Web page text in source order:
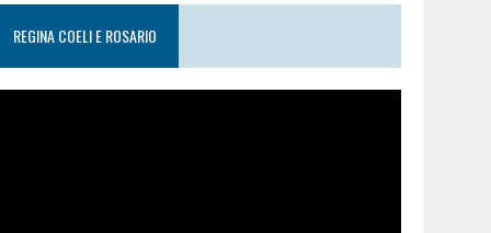
REGINA COELI E ROSARIO